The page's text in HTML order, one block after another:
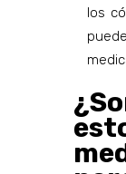
los